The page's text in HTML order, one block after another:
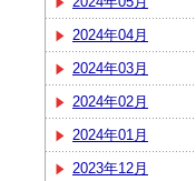
2024年04月
2024年03月
2024年02月
2024年01月
2023年12月